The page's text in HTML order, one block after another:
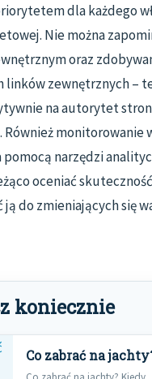
dla każdego
Nie można
oraz
linków zewnętrznych –
na autorytet
Również monitorowanie
pomocą narzędzi
oceniać
ją do zmieniających się
koniecznie
Co zabrać na